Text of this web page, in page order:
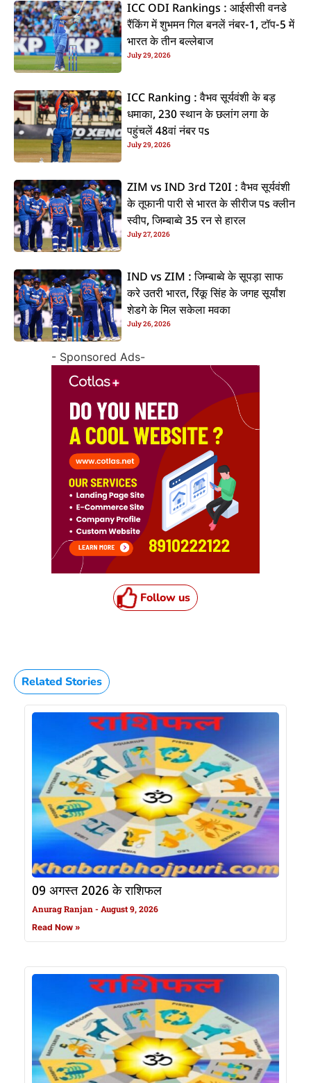
ICC ODI Rankings : आईसीसी वनडे
रैंकिंग में शुभमन गिल बनलें नंबर-1, टॉप-5 में
भारत के तीन बल्लेबाज
July 29, 2026
ICC Ranking : वैभव सूर्यवंशी के बड़
धमाका, 230 स्थान के छलांग लगा के
पहुंचलें 48वां नंबर पs
July 29, 2026
ZIM vs IND 3rd T20I : वैभव सूर्यवंशी
के तूफानी पारी से भारत के सीरीज पs क्लीन
स्वीप, जिम्बाब्वे 35 रन से हारल
July 27, 2026
IND vs ZIM : जिम्बाब्वे के सूपड़ा साफ
करे उतरी भारत, रिंकू सिंह के जगह सूर्यांश
शेडगे के मिल सकेला मवका
July 26, 2026
- Sponsored Ads-
Follow us
Related Stories
09 अगस्त 2026 के राशिफल
Anurag Ranjan August 9, 2026
Read Now »